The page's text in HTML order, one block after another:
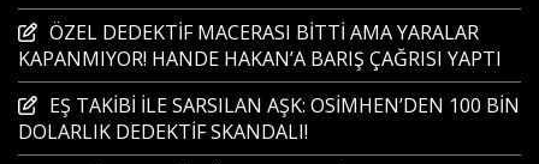
ÖZEL DEDEKTİF MACERASI BİTTİ AMA YARALAR
KAPANMIYOR! HANDE HAKAN’A BARIŞ ÇAĞRISI YAPTI
EŞ TAKİBİ İLE SARSILAN AŞK: OSİMHEN’DEN 100 BİN
DOLARLIK DEDEKTİF SKANDALI!